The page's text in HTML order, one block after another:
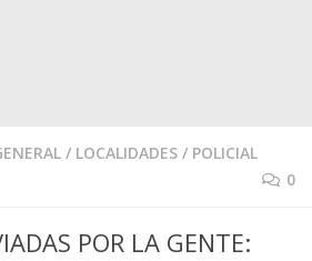
/ LOCALIDADES / POLICIAL
0
POR LA GENTE: